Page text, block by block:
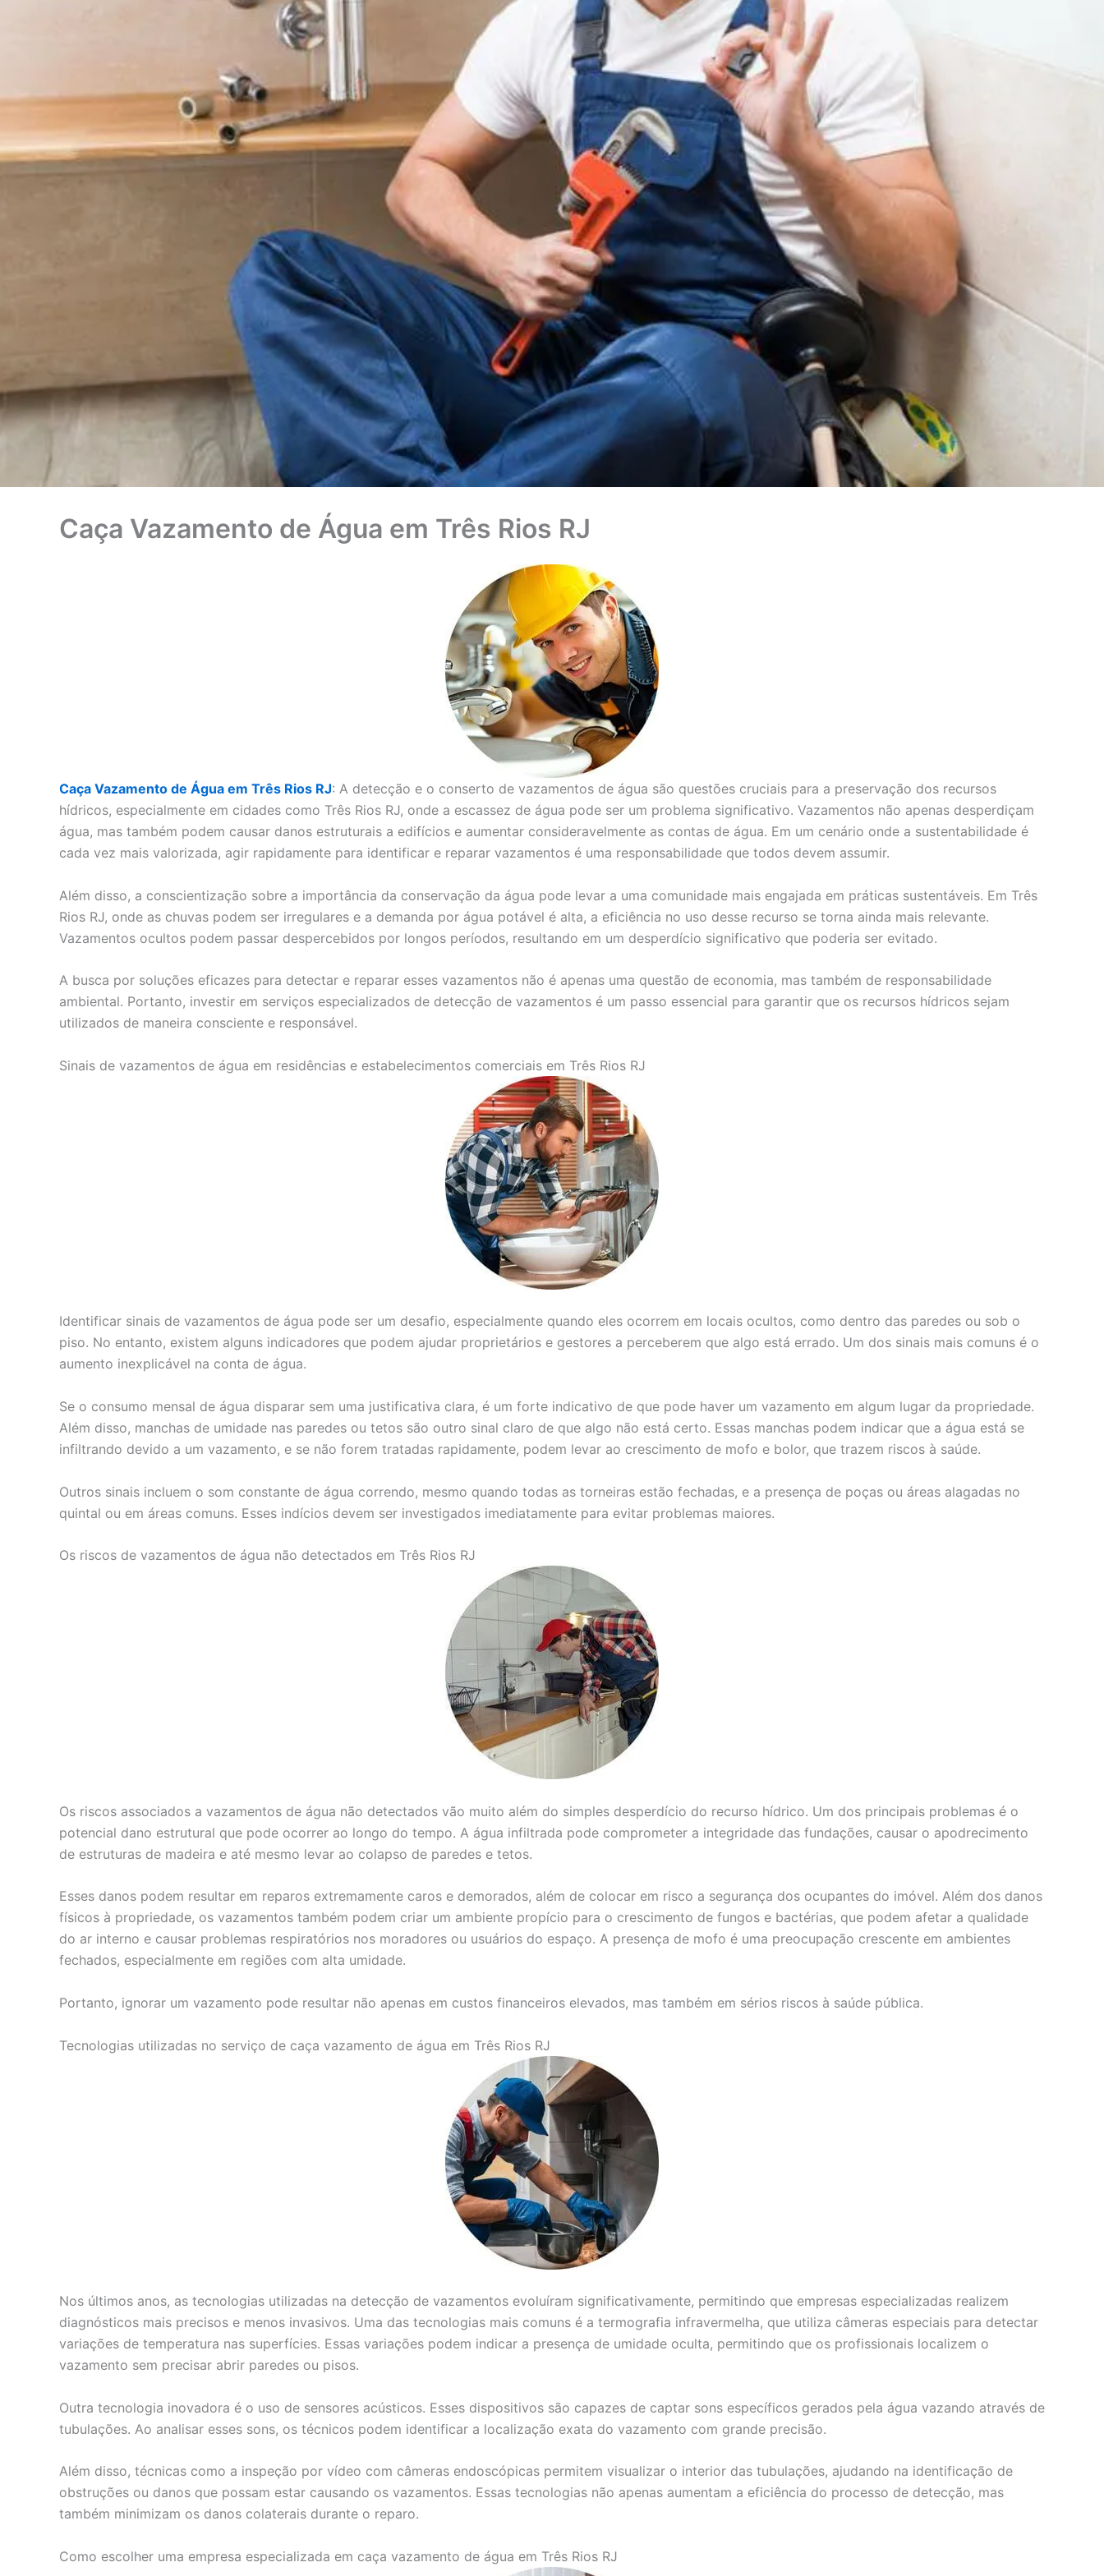
Caça Vazamento de Água em Três Rios RJ
Caça Vazamento de Água em Três Rios RJ: A detecção e o conserto de vazamentos de água são questões cruciais para a preservação dos recursos
hídricos, especialmente em cidades como Três Rios RJ, onde a escassez de água pode ser um problema significativo. Vazamentos não apenas desperdiçam
água, mas também podem causar danos estruturais a edifícios e aumentar consideravelmente as contas de água. Em um cenário onde a sustentabilidade é
cada vez mais valorizada, agir rapidamente para identificar e reparar vazamentos é uma responsabilidade que todos devem assumir.
Além disso, a conscientização sobre a importância da conservação da água pode levar a uma comunidade mais engajada em práticas sustentáveis. Em Três
Rios RJ, onde as chuvas podem ser irregulares e a demanda por água potável é alta, a eficiência no uso desse recurso se torna ainda mais relevante.
Vazamentos ocultos podem passar despercebidos por longos períodos, resultando em um desperdício significativo que poderia ser evitado.
A busca por soluções eficazes para detectar e reparar esses vazamentos não é apenas uma questão de economia, mas também de responsabilidade
ambiental. Portanto, investir em serviços especializados de detecção de vazamentos é um passo essencial para garantir que os recursos hídricos sejam
utilizados de maneira consciente e responsável.
Sinais de vazamentos de água em residências e estabelecimentos comerciais em Três Rios RJ
Identificar sinais de vazamentos de água pode ser um desafio, especialmente quando eles ocorrem em locais ocultos, como dentro das paredes ou sob o
piso. No entanto, existem alguns indicadores que podem ajudar proprietários e gestores a perceberem que algo está errado. Um dos sinais mais comuns é o
aumento inexplicável na conta de água.
Se o consumo mensal de água disparar sem uma justificativa clara, é um forte indicativo de que pode haver um vazamento em algum lugar da propriedade.
Além disso, manchas de umidade nas paredes ou tetos são outro sinal claro de que algo não está certo. Essas manchas podem indicar que a água está se
infiltrando devido a um vazamento, e se não forem tratadas rapidamente, podem levar ao crescimento de mofo e bolor, que trazem riscos à saúde.
Outros sinais incluem o som constante de água correndo, mesmo quando todas as torneiras estão fechadas, e a presença de poças ou áreas alagadas no
quintal ou em áreas comuns. Esses indícios devem ser investigados imediatamente para evitar problemas maiores.
Os riscos de vazamentos de água não detectados em Três Rios RJ
Os riscos associados a vazamentos de água não detectados vão muito além do simples desperdício do recurso hídrico. Um dos principais problemas é o
potencial dano estrutural que pode ocorrer ao longo do tempo. A água infiltrada pode comprometer a integridade das fundações, causar o apodrecimento
de estruturas de madeira e até mesmo levar ao colapso de paredes e tetos.
Esses danos podem resultar em reparos extremamente caros e demorados, além de colocar em risco a segurança dos ocupantes do imóvel. Além dos danos
físicos à propriedade, os vazamentos também podem criar um ambiente propício para o crescimento de fungos e bactérias, que podem afetar a qualidade
do ar interno e causar problemas respiratórios nos moradores ou usuários do espaço. A presença de mofo é uma preocupação crescente em ambientes
fechados, especialmente em regiões com alta umidade.
Portanto, ignorar um vazamento pode resultar não apenas em custos financeiros elevados, mas também em sérios riscos à saúde pública.
Tecnologias utilizadas no serviço de caça vazamento de água em Três Rios RJ
Nos últimos anos, as tecnologias utilizadas na detecção de vazamentos evoluíram significativamente, permitindo que empresas especializadas realizem
diagnósticos mais precisos e menos invasivos. Uma das tecnologias mais comuns é a termografia infravermelha, que utiliza câmeras especiais para detectar
variações de temperatura nas superfícies. Essas variações podem indicar a presença de umidade oculta, permitindo que os profissionais localizem o
vazamento sem precisar abrir paredes ou pisos.
Outra tecnologia inovadora é o uso de sensores acústicos. Esses dispositivos são capazes de captar sons específicos gerados pela água vazando através de
tubulações. Ao analisar esses sons, os técnicos podem identificar a localização exata do vazamento com grande precisão.
Além disso, técnicas como a inspeção por vídeo com câmeras endoscópicas permitem visualizar o interior das tubulações, ajudando na identificação de
obstruções ou danos que possam estar causando os vazamentos. Essas tecnologias não apenas aumentam a eficiência do processo de detecção, mas
também minimizam os danos colaterais durante o reparo.
Como escolher uma empresa especializada em caça vazamento de água em Três Rios RJ